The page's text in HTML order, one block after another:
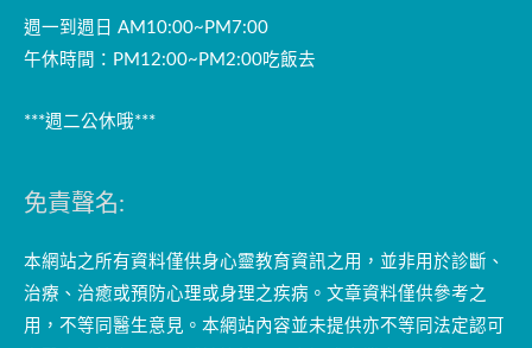
週一到週日 AM10:00~PM7:00
午休時間：PM12:00~PM2:00吃飯去
***週二公休哦***
免責聲名:
本網站之所有資料僅供身心靈教育資訊之用，並非用於診斷、
治療、治癒或預防心理或身理之疾病。文章資料僅供參考之
用，不等同醫生意見。本網站內容並未提供亦不等同法定認可